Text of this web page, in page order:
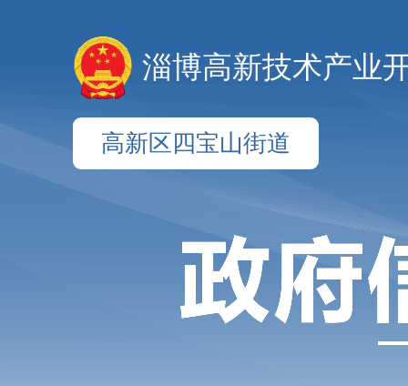
淄博高新技术产业
高新区四宝山街道